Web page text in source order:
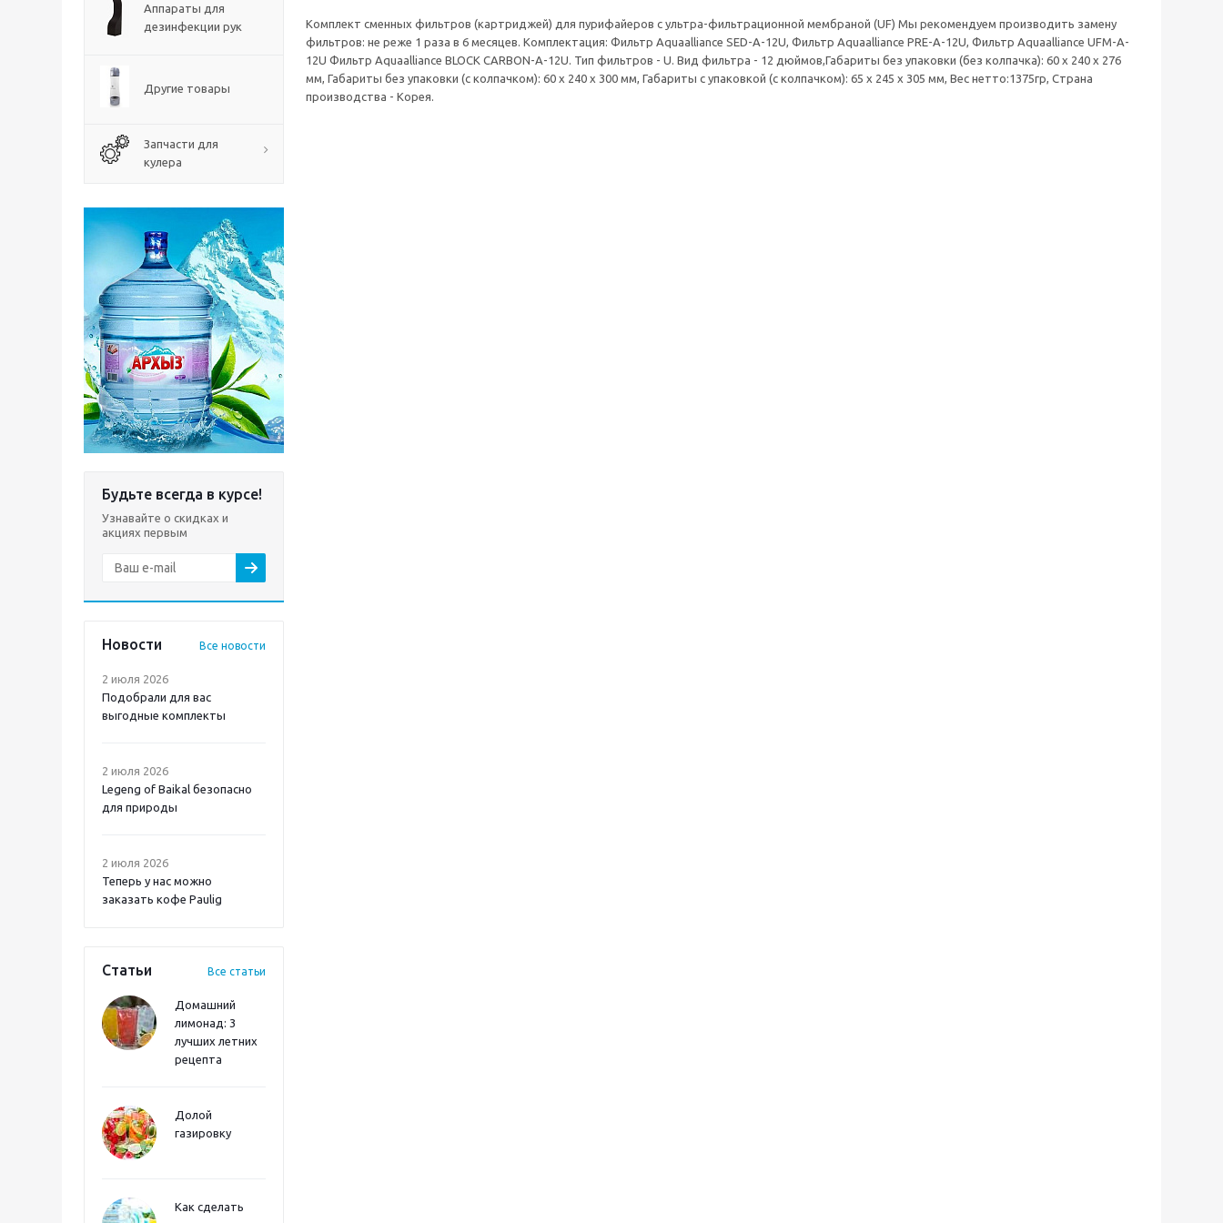
Аппараты для
дезинфекции рук
Другие товары
Запчасти для
кулера
Будьте всегда в курсе!
Узнавайте о скидках и
акциях первым
Новости Все новости
2 июля 2026
Подобрали для вас
выгодные комплекты
2 июля 2026
Legeng of Baikal безопасно
для природы
2 июля 2026
Теперь у нас можно
заказать кофе Paulig
Статьи Все статьи
Домашний
лимонад: 3
лучших летних
рецепта
Долой
газировку
Как сделать
Комплект сменных фильтров (картриджей) для пурифайеров с ультра-фильтрационной мембраной (UF) Мы рекомендуем производить замену
фильтров: не реже 1 раза в 6 месяцев. Комплектация: Фильтр Aquaalliance SED-A-12U, Фильтр Aquaalliance PRE-A-12U, Фильтр Aquaalliance UFM-A-
12U Фильтр Aquaalliance BLOCK CARBON-A-12U. Тип фильтров - U. Вид фильтра - 12 дюймов,Габариты без упаковки (без колпачка): 60 x 240 x 276
мм, Габариты без упаковки (с колпачком): 60 x 240 x 300 мм, Габариты с упаковкой (с колпачком): 65 x 245 x 305 мм, Вес нетто:1375гр, Страна
производства - Корея.